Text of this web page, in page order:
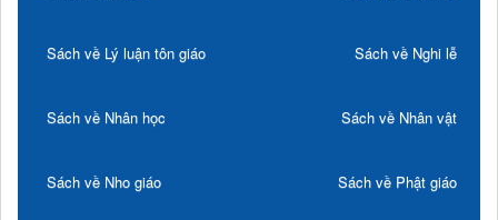
Sách về Lý luận tôn giáo Sách về Nghi lễ
Sách về Nhân học Sách về Nhân vật
Sách về Nho giáo Sách về Phật giáo